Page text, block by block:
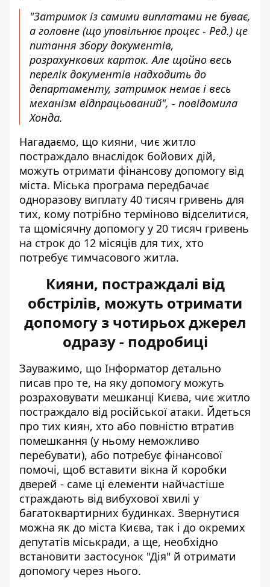
"Затримок із самими виплатами не буває,
а головне (що уповільнює процес - Ред.) це
питання збору документів,
розрахункових карток. Але щойно весь
перелік документів надходить до
департаменту, затримок немає і весь
механізм відпрацьований", - повідомила
Хонда.
Нагадаємо, що кияни, чиє житло
постраждало внаслідок бойових дій,
можуть отримати фінансову допомогу від
міста. Міська програма передбачає
одноразову виплату 40 тисяч гривень для
тих, кому потрібно терміново відселитися,
та щомісячну допомогу у 20 тисяч гривень
на строк до 12 місяців для тих, хто
потребує тимчасового житла.
Кияни, постраждалі від
обстрілів, можуть отримати
допомогу з чотирьох джерел
одразу - подробиці
Зауважимо, що Інформатор детально
писав про те, на яку допомогу можуть
розраховувати мешканці Києва, чиє житло
постраждало від російської атаки. Йдеться
про тих киян, хто або повністю втратив
помешкання (у ньому неможливо
перебувати), або потребує фінансової
помочі, щоб вставити вікна й коробки
дверей - саме ці елементи найчастіше
страждають від вибухової хвилі у
багатоквартирних будинках. Звернутися
можна як до міста Києва, так і до окремих
депутатів міськради, а ще, необхідно
встановити застосунок "Дія" й отримати
допомогу через нього.